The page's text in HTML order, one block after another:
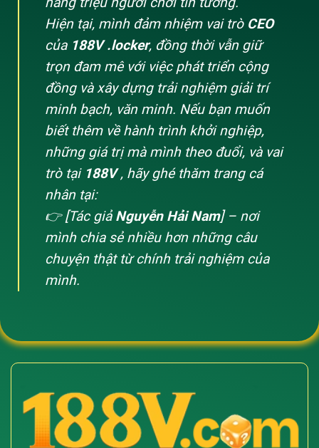
Hiện tại, mình đảm nhiệm vai trò CEO
của 188V .locker, đồng thời vẫn giữ
trọn đam mê với việc phát triển cộng
đồng và xây dựng trải nghiệm giải trí
minh bạch, văn minh. Nếu bạn muốn
biết thêm về hành trình khởi nghiệp,
những giá trị mà mình theo đuổi, và vai
trò tại 188V, hãy ghé thăm trang cá
nhân tại:
👉 [Tác giả Nguyễn Hải Nam] – nơi
mình chia sẻ nhiều hơn những câu
chuyện thật từ chính trải nghiệm của
mình.